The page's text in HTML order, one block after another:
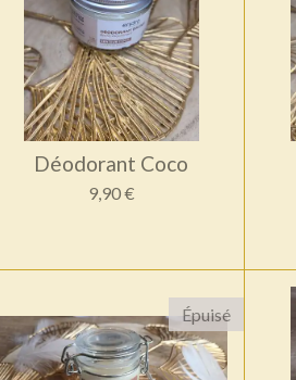
Déodorant Coco
9,90 €
Épuisé